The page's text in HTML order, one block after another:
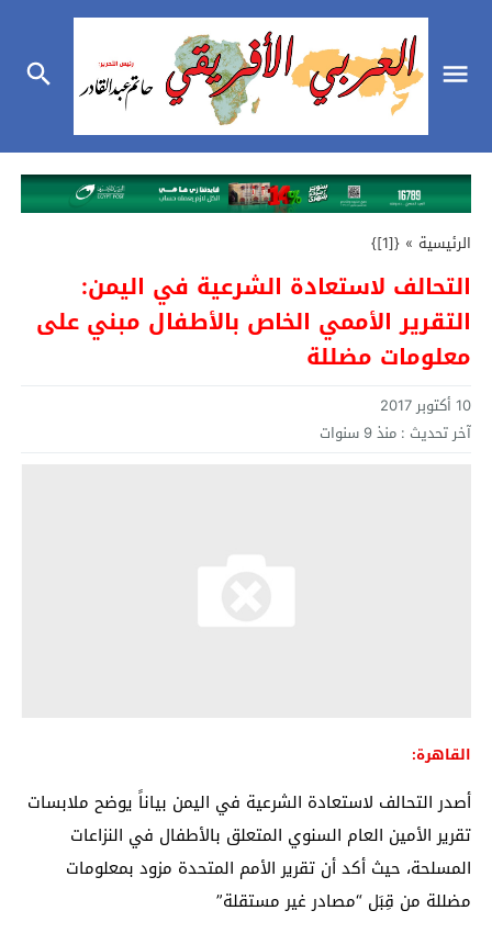
الرئيسية »
{[1]}
التحالف لاستعادة الشرعية في اليمن:
التقرير الأممي الخاص بالأطفال مبني على
معلومات مضللة
10 أكتوبر 2017
آخر تحديث : منذ 9 سنوات
القاهرة:
أصدر التحالف لاستعادة الشرعية في اليمن بياناً يوضح ملابسات
تقرير الأمين العام السنوي المتعلق بالأطفال في النزاعات
المسلحة، حيث أكد أن تقرير الأمم المتحدة مزود بمعلومات
مضللة من قِبَل “مصادر غير مستقلة”